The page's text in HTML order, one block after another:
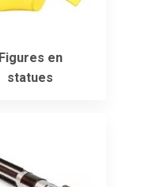
Figures en
statues